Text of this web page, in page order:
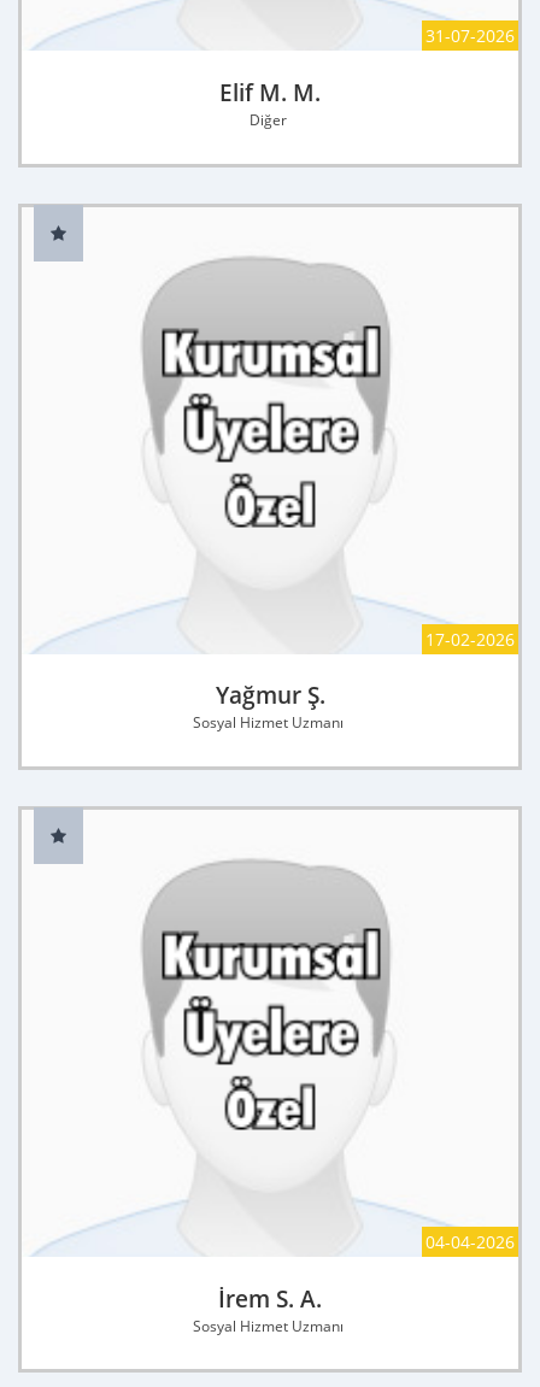
31-07-2026
Elif M. M.
Diğer
17-02-2026
Yağmur Ş.
Sosyal Hizmet Uzmanı
04-04-2026
İrem S. A.
Sosyal Hizmet Uzmanı